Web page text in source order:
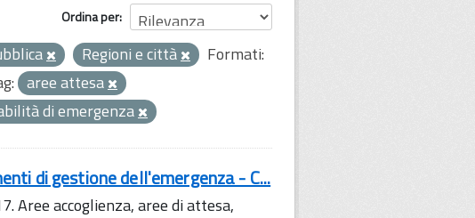
Ordina per
Regioni e città
Formati:
aree attesa
di emergenza
di gestione dell'emergenza - C...
Aree accoglienza, aree di attesa,